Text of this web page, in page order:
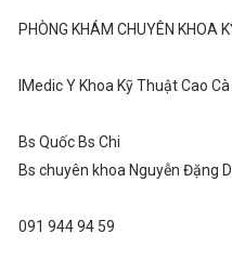
PHÒNG KHÁM CHUYÊN KHOA
IMedic Y Khoa Kỹ Thuật Cao
Bs Quốc Bs Chi
Bs chuyên khoa Nguyễn Đặng
091 944 94 59